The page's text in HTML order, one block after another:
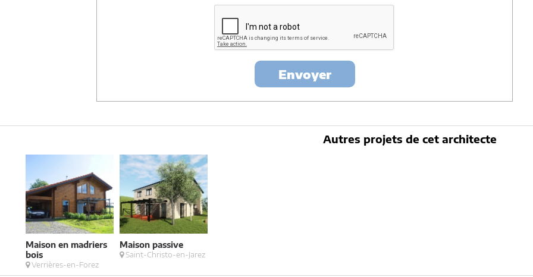
loi « informatique et libertés », vous pouvez exercer votre droit d'accès aux données vous
concernant et les faire rectifier en contactant : Architectes-france, 23 avenue du Mirail - parc du Mirail - 33370
Artigues-près Bordeaux. Tél. 05.47.74.51.01 -contact@architectes-france.com
Envoyer
Autres projets de cet architecte
Maison en madriers
bois
Verrières-en-Forez
Maison passive
Saint-Christo-en-Jarez